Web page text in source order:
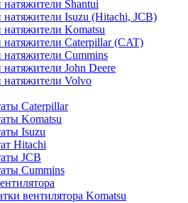
Shantui
Isuzu (Hitachi, JCB)
Komatsu
Caterpillar (CAT)
Cummins
John Deere
Volvo
Caterpillar
Komatsu
Isuzu
Hitachi
JCB
Cummins
вентилятора Komatsu